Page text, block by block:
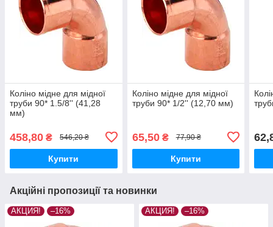
Коліно мідне для мідної
труби 90* 1.5/8'' (41,28
мм)
458,80 ₴ 546,20 ₴
Купити
Коліно мідне для мідної
труби 90* 1/2'' (12,70 мм)
65,50₴ 77,90 ₴
Купити
Акційні пропозиції та новинки
АКЦИЯ! –16% АКЦИЯ! –16%